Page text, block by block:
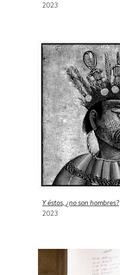
2023
Y éstos, ¿no son hombres?
2023